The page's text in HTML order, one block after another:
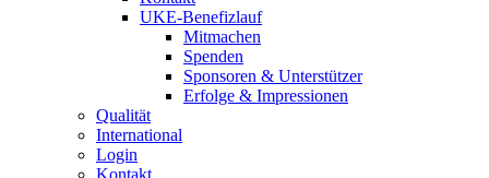
UKE-Benefizlauf
Mitmachen
Spenden
Sponsoren & Unterstützer
Erfolge & Impressionen
Qualität
International
Login
Kontakt